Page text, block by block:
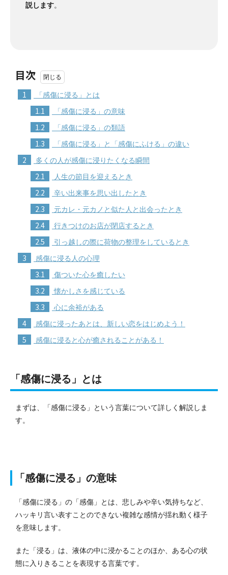
説します。
目次
1 「感傷に浸る」とは
1.1 「感傷に浸る」の意味
1.2 「感傷に浸る」の類語
1.3 「感傷に浸る」と「感傷にふける」の違い
2 多くの人が感傷に浸りたくなる瞬間
2.1 人生の節目を迎えるとき
2.2 辛い出来事を思い出したとき
2.3 元カレ・元カノと似た人と出会ったとき
2.4 行きつけのお店が閉店するとき
2.5 引っ越しの際に荷物の整理をしているとき
3 感傷に浸る人の心理
3.1 傷ついた心を癒したい
3.2 懐かしさを感じている
3.3 心に余裕がある
4 感傷に浸ったあとは、新しい恋をはじめよう！
5 感傷に浸ると心が癒されることがある！
「感傷に浸る」とは
まずは、「感傷に浸る」という言葉について詳しく解説しま
す。
「感傷に浸る」の意味
「感傷に浸る」の「感傷」とは、悲しみや辛い気持ちなど、
ハッキリ言い表すことのできない複雑な感情が揺れ動く様子
を意味します。
また「浸る」は、液体の中に浸かることのほか、ある心の状
態に入りきることを表現する言葉です。